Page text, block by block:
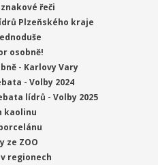
řeči
Plzeňského kraje
osobně!
- Karlovy Vary
- Volby 2024
lídrů - Volby 2025
kaolinu
ze ZOO
regionech